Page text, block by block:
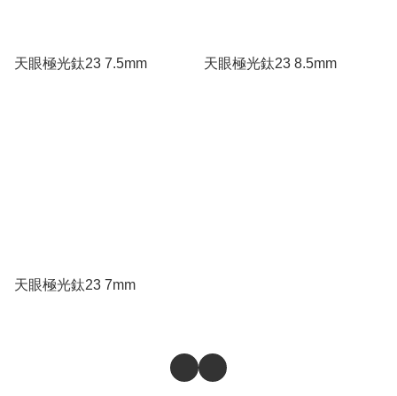
天眼極光鈦23 7.5mm 天眼極光鈦23 8.5mm
天眼極光鈦23 7mm